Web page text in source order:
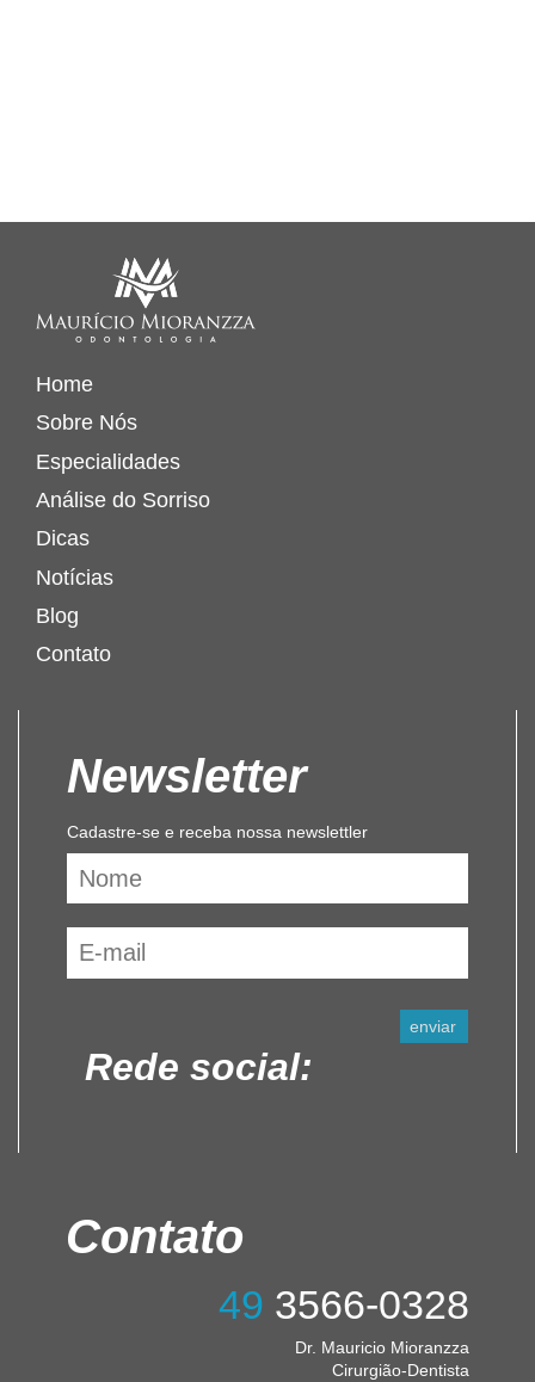
Home
Sobre Nós
Especialidades
Análise do Sorriso
Dicas
Notícias
Blog
Contato
Newsletter
Cadastre-se e receba nossa newslettler
Rede social:
Contato
49 3566-0328
Dr. Mauricio Mioranzza
Cirurgião-Dentista